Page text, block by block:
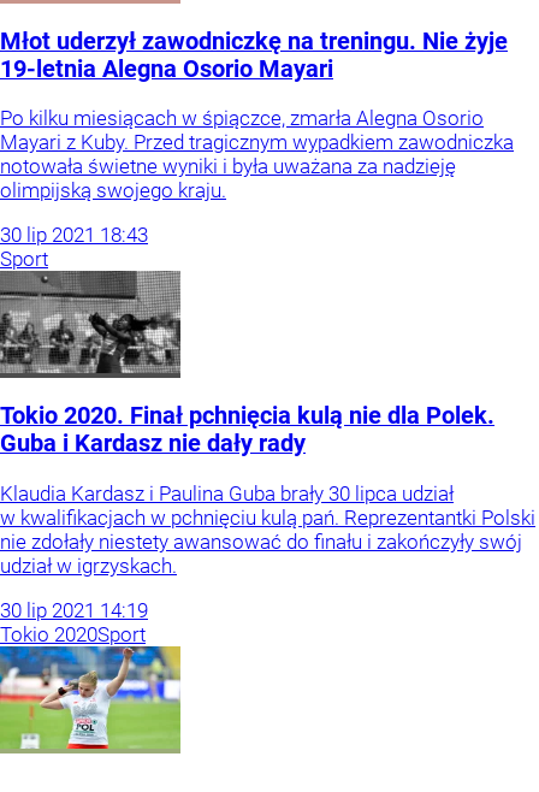
Młot uderzył zawodniczkę na treningu. Nie żyje
19-letnia Alegna Osorio Mayari
Po kilku miesiącach w śpiączce, zmarła Alegna Osorio
Mayari z Kuby. Przed tragicznym wypadkiem zawodniczka
notowała świetne wyniki i była uważana za nadzieję
olimpijską swojego kraju.
30 lip 2021 18:43
Sport
Tokio 2020. Finał pchnięcia kulą nie dla Polek.
Guba i Kardasz nie dały rady
Klaudia Kardasz i Paulina Guba brały 30 lipca udział
w kwalifikacjach w pchnięciu kulą pań. Reprezentantki Polski
nie zdołały niestety awansować do finału i zakończyły swój
udział w igrzyskach.
30 lip 2021 14:19
Tokio 2020Sport